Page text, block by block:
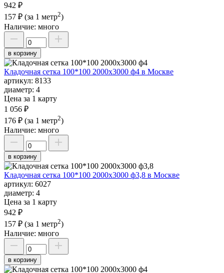
942 ₽
157 ₽ (за 1 метр2)
Наличие: много
в корзину
Кладочная сетка 100*100 2000х3000 ф4 в Москве
артикул: 8133
диаметр: 4
Цена за 1 карту
1 056 ₽
176 ₽ (за 1 метр2)
Наличие: много
в корзину
Кладочная сетка 100*100 2000х3000 ф3,8 в Москве
артикул: 6027
диаметр: 4
Цена за 1 карту
942 ₽
157 ₽ (за 1 метр2)
Наличие: много
в корзину